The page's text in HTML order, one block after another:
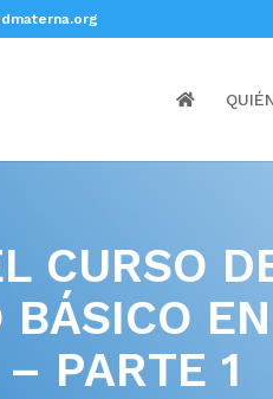
CURSO
BÁSICO
PARTE 1